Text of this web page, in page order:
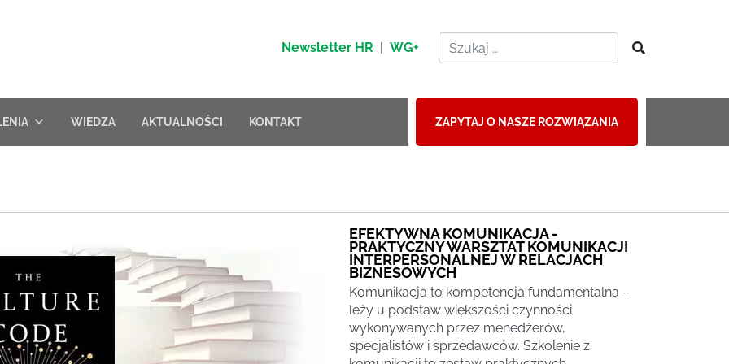
Newsletter HR | WG+
WIEDZA AKTUALNOŚCI KONTAKT ZAPYTAJ O NASZE ROZWIĄZANIA
EFEKTYWNA KOMUNIKACJA -
PRAKTYCZNY WARSZTAT KOMUNIKACJI
INTERPERSONALNEJ W RELACJACH
BIZNESOWYCH
Komunikacja to kompetencja fundamentalna –
leży u podstaw większości czynności
wykonywanych przez menedżerów,
specjalistów i sprzedawców. Szkolenie z